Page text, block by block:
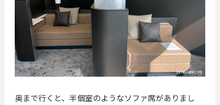
奥まで行くと、半個室のようなソファ席がありまし